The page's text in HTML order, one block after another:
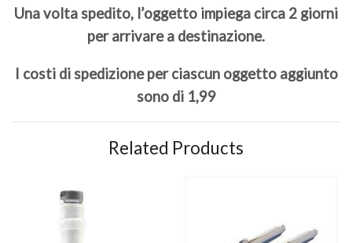
Una volta spedito, l’oggetto impiega circa 2 giorni
per arrivare a destinazione.
I costi di spedizione per ciascun oggetto aggiunto
sono di 1,99
Related Products